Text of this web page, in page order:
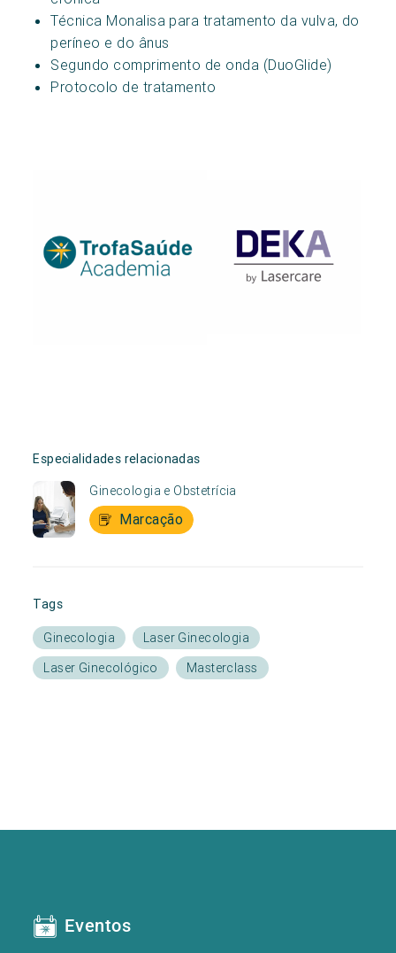
Técnica Monalisa para tratamento da vulva, do
períneo e do ânus
Segundo comprimento de onda (DuoGlide)
Protocolo de tratamento
Especialidades relacionadas
Ginecologia e Obstetrícia
Marcação
Tags
Ginecologia
Laser Ginecologia
Laser Ginecológico
Masterclass
Eventos